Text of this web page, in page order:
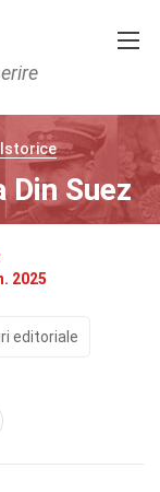
Istorice
Din Suez
2025
editoriale